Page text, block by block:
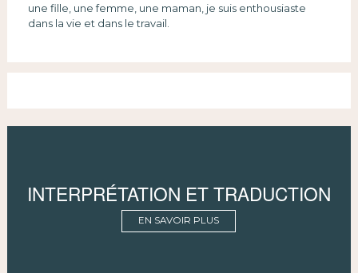
une fille, une femme, une maman, je suis enthousiaste
dans la vie et dans le travail.
INTERPRÉTATION ET TRADUCTION
EN SAVOIR PLUS